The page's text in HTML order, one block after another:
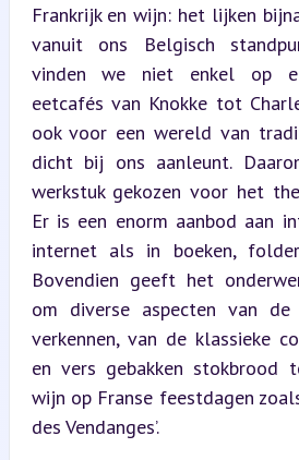
Frankrijk en wijn: het lijken
vanuit ons Belgisch
vinden we niet enkel op
eetcafés van Knokke tot
ook voor een wereld van
dicht bij ons aanleunt.
werkstuk gekozen voor het
Er is een enorm aanbod aan
internet als in boeken,
Bovendien geeft het
om diverse aspecten van
verkennen, van de klassieke
en vers gebakken stokbrood
wijn op Franse feestdagen
des Vendanges’.